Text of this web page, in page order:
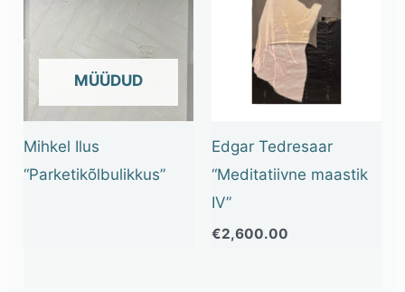
OUT OF STOCK
Mihkel Ilus
“Parketikõlbulikkus”
Edgar Tedresaar
“Meditatiivne maastik
IV”
€2,600.00